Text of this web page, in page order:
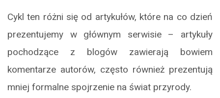
Cykl ten różni się od artykułów, które na co dzień
prezentujemy w głównym serwisie – artykuły
pochodzące z blogów zawierają bowiem
komentarze autorów, często również prezentują
mniej formalne spojrzenie na świat przyrody.